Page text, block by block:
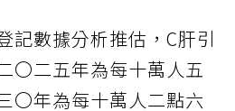
記數據分析推估，C肝引
〇二五年為每十萬人五
〇年為每十萬人二點六